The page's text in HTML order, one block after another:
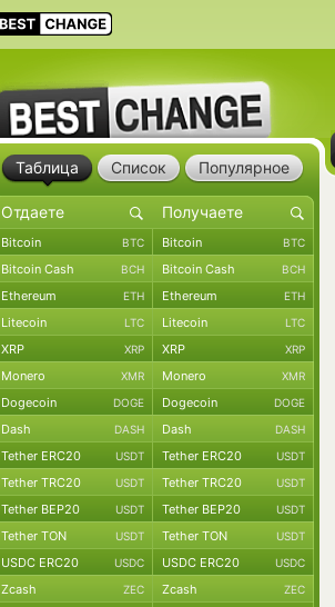
Таблица Список Популярное
Bitcoin BTC Bitcoin BTC
Bitcoin Cash BCH Bitcoin Cash BCH
Ethereum ETH Ethereum ETH
Litecoin LTC Litecoin LTC
XRP XRP XRP XRP
Monero XMR Monero XMR
Dogecoin DOGE Dogecoin DOGE
Dash DASH Dash DASH
Tether ERC20 USDT Tether ERC20 USDT
Tether TRC20 USDT Tether TRC20 USDT
Tether BEP20 USDT Tether BEP20 USDT
Tether TON USDT Tether TON USDT
USDC ERC20 USDC USDC ERC20 USDC
Zcash ZEC Zcash ZEC